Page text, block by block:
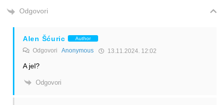
Odgovori
Alen Šćuric Author
Odgovori Anonymous 13.11.2024. 12:02
A jel?
Odgovori